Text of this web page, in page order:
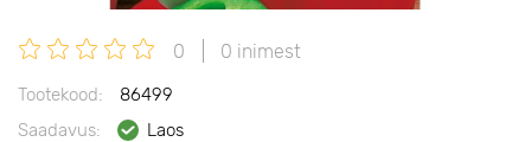
0 0 inimest
Tootekood:
86499
Saadavus:
Laos